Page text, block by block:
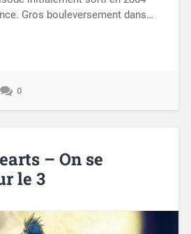
Gros bouleversement dans…
0
– On se
le 3